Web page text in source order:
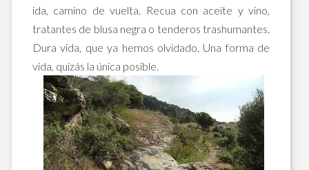
ida, camino de vuelta. Recua con aceite y vino,
tratantes de blusa negra o tenderos trashumantes.
Dura vida, que ya hemos olvidado. Una forma de
vida, quizás la única posible.